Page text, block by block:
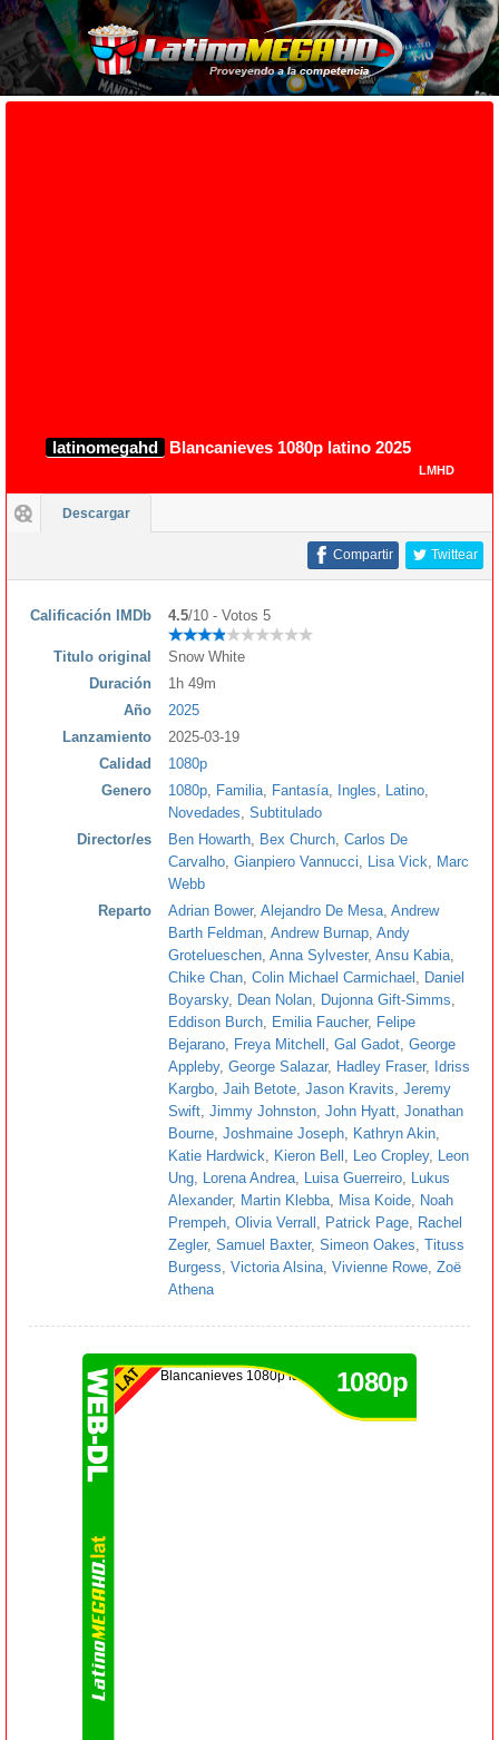
latinomegahd Blancanieves 1080p latino 2025
LMHD
Descargar
Twittear
Compartir
Calificación IMDb 4.5/10 - Votos 5
Titulo original
Snow White
Duración
1h 49m
Año
2025
Lanzamiento
2025-03-19
Calidad
1080p
Genero
1080p Familia Fantasía Ingles Latino
Novedades Subtitulado
Director/es
Ben Howarth Bex Church Carlos De
Carvalho Gianpiero Vannucci Lisa Vick
Marc
Webb
Reparto
Adrian Bower, Alejandro De Mesa Andrew
Barth Feldman Andrew Burnap Andy
Grotelueschen Anna Sylvester, Ansu Kabia
Chike Chan Colin Michael Carmichael
Daniel
Boyarsky, Dean Nolan Dujonna Gift-Simms
Eddison Burch
Emilia Faucher, Felipe
Bejarano
Freya Mitchell Gal Gadot George
Appleby, George Salazar, Hadley Fraser,
Idriss
Kargbo Jaih Betote Jason Kravits Jeremy
Swift Jimmy Johnston John Hyatt Jonathan
Bourne Joshmaine Joseph Kathryn Akin
Katie Hardwick
Kieron Bell Leo Cropley,
Leon
Ung
Lorena Andrea Luisa Guerreiro
Lukus
Alexander, Martin Klebba Misa Koide
Noah
Prempeh Olivia Verrall Patrick Page
Rachel
Zegler, Samuel Baxter, Simeon Oakes Tituss
Burgess Victoria Alsina Vivienne Rowe Zoë
Athena
1080p